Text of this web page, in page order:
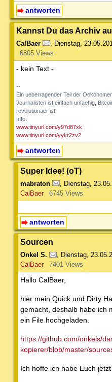
antworten
Kannst Du das Archiv
CalBaer Dienstag,
6805 Views
- kein Text -
--
Ein ueberragender Teil der
Journalisten ist einfach unfaehig,
revolutionaer ist.
Info:
www.tinyurl.com/y97d87xk
www.tinyurl.com/yykr2zv2
antworten
Super Idee! (oT)
mabraton Dienstag,
CalBaer
6745 Views
antworten
Sourcen
Onkel S. , Dienstag,
CalBaer
7401 Views
Hallo CalBaer,
hier mein Quick und Dirty
gemacht, deshalb habe ich
ein File hochgeladen.
https://github.com/onkels/
kopierer/blob/master/
Ich hoffe ich habe Euch